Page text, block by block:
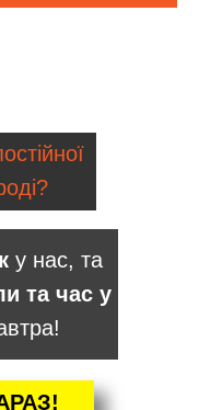
у нас, та
та час у